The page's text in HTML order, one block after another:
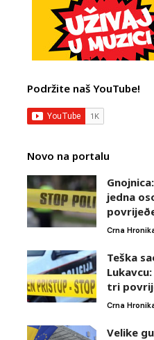
Podržite naš YouTube!
Novo na portalu
jedna
Crna
Teška
tri
Crna
Velike